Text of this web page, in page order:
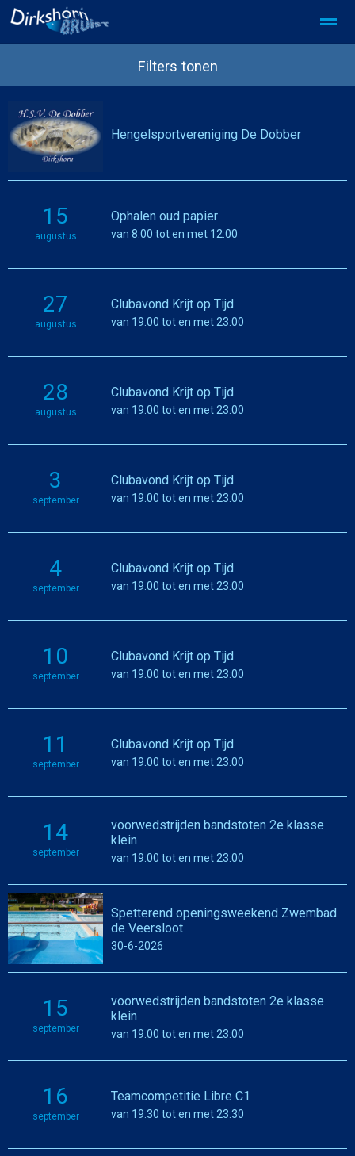
SDD partner worden
Home
Filters tonen
Hengelsportvereniging De Dobber
15
augustus
Ophalen oud papier
van 8:00 tot en met 12:00
27
augustus
Clubavond Krijt op Tijd
van 19:00 tot en met 23:00
28
augustus
Clubavond Krijt op Tijd
van 19:00 tot en met 23:00
3
september
Clubavond Krijt op Tijd
van 19:00 tot en met 23:00
4
september
Clubavond Krijt op Tijd
van 19:00 tot en met 23:00
10
september
Clubavond Krijt op Tijd
van 19:00 tot en met 23:00
11
september
Clubavond Krijt op Tijd
van 19:00 tot en met 23:00
14
september
voorwedstrijden bandstoten 2e klasse
klein
van 19:00 tot en met 23:00
Spetterend openingsweekend Zwembad
de Veersloot
30-6-2026
15
september
voorwedstrijden bandstoten 2e klasse
klein
van 19:00 tot en met 23:00
16
september
Teamcompetitie Libre C1
van 19:30 tot en met 23:30